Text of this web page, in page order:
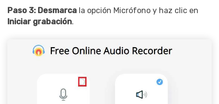
Paso 3: Desmarca la opción Micrófono y haz clic en
Iniciar grabación.